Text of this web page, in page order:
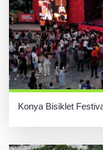
Konya Bisiklet